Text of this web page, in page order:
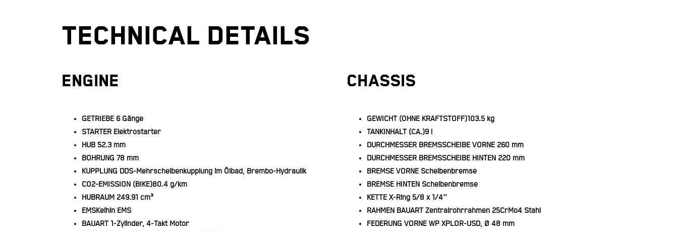
TECHNICAL DETAILS
ENGINE
GETRIEBE 6 Gänge
STARTER Elektrostarter
HUB 52.3 mm
BOHRUNG 78 mm
KUPPLUNG DDS-Mehrscheibenkupplung im Ölbad, Brembo-Hydraulik
CO2-EMISSION (BIKE)80.4 g/km
HUBRAUM 249.91 cm³
EMSKeihin EMS
BAUART 1-Zylinder, 4-Takt Motor
CHASSIS
GEWICHT (OHNE KRAFTSTOFF)103.5 kg
TANKINHALT (CA.)9 l
DURCHMESSER BREMSSCHEIBE VORNE 260 mm
DURCHMESSER BREMSSCHEIBE HINTEN 220 mm
BREMSE VORNE Scheibenbremse
BREMSE HINTEN Scheibenbremse
KETTE X-Ring 5/8 x 1/4″
RAHMEN BAUART Zentralrohrrahmen 25CrMo4 Stahl
FEDERUNG VORNE WP XPLOR-USD, Ø 48 mm